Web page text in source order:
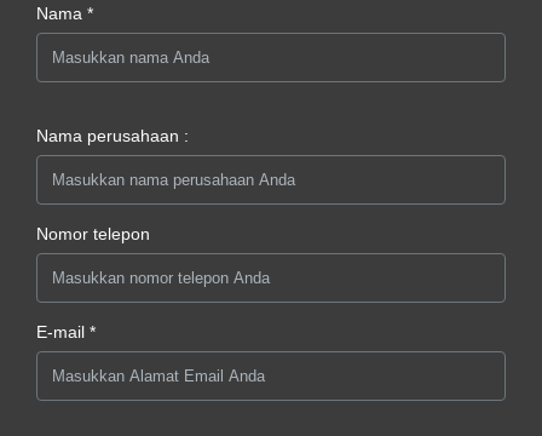
Nama *
Nama perusahaan :
Nomor telepon
E-mail *